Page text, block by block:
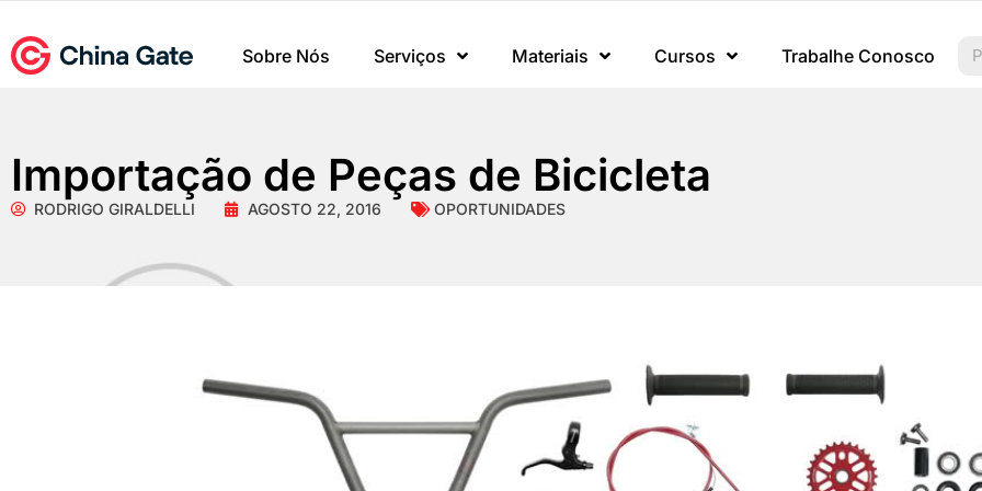
Sobre Nós Serviços Materiais Cursos Trabalhe Conosco
Importação de Peças de Bicicleta
RODRIGO GIRALDELLI AGOSTO 22, 2016 OPORTUNIDADES